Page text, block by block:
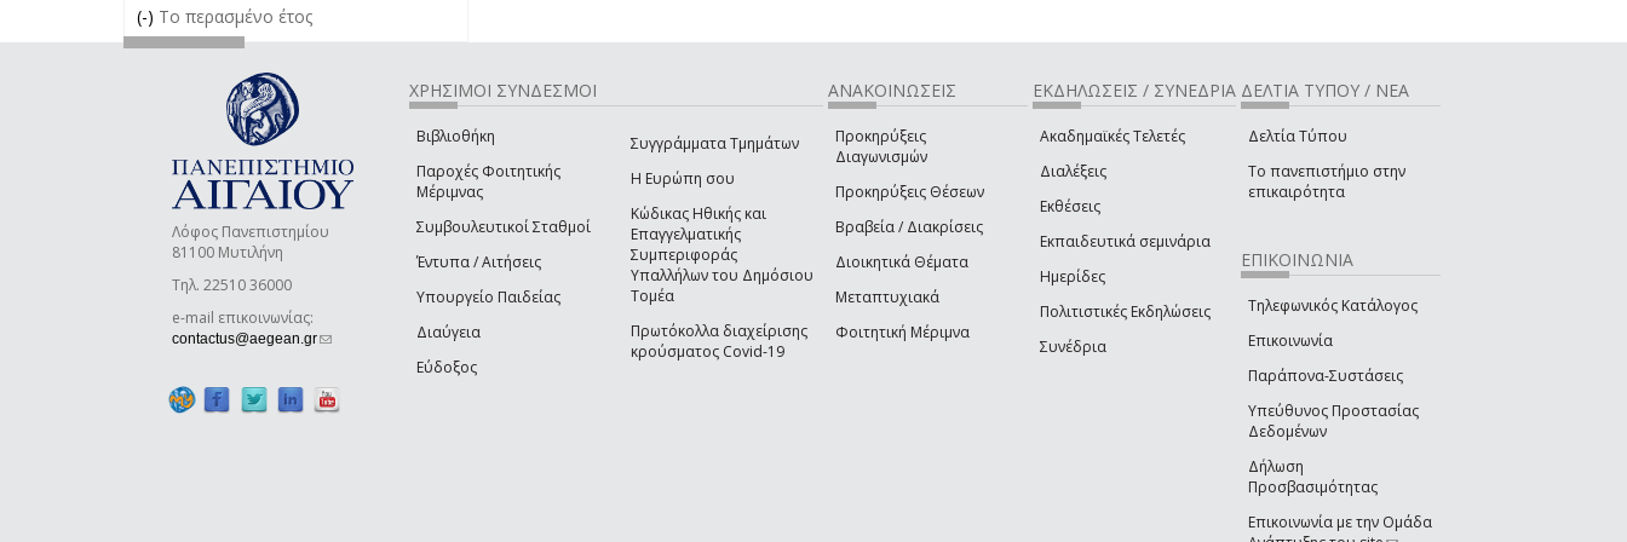
(-) Remove Το περασμένο έτος filter
Το περασμένο έτος
Λόφος Πανεπιστημίου
81100 Μυτιλήνη
Τηλ. 22510 36000
e-mail επικοινωνίας:
contactus@aegean.gr(link sends e-mail)
ΧΡΗΣΙΜΟΙ ΣΥΝΔΕΣΜΟΙ
Βιβλιοθήκη
Παροχές Φοιτητικής
Μέριμνας
Συμβουλευτικοί Σταθμοί
Έντυπα / Αιτήσεις
Υπουργείο Παιδείας
Διαύγεια
Εύδοξος
Συγγράμματα Τμημάτων
Η Ευρώπη σου
Κώδικας Ηθικής και
Επαγγελματικής
Συμπεριφοράς
Υπαλλήλων του Δημόσιου
Τομέα
Πρωτόκολλα διαχείρισης
κρούσματος Covid-19
ΑΝΑΚΟΙΝΩΣΕΙΣ
Προκηρύξεις
Διαγωνισμών
Προκηρύξεις Θέσεων
Βραβεία / Διακρίσεις
Διοικητικά Θέματα
Μεταπτυχιακά
Φοιτητική Μέριμνα
ΕΚΔΗΛΩΣΕΙΣ / ΣΥΝΕΔΡΙΑ
Ακαδημαϊκές Τελετές
Διαλέξεις
Εκθέσεις
Εκπαιδευτικά σεμινάρια
Ημερίδες
Πολιτιστικές Εκδηλώσεις
Συνέδρια
ΔΕΛΤΙΑ ΤΥΠΟΥ / ΝΕΑ
Δελτία Τύπου
Το πανεπιστήμιο στην
επικαιρότητα
ΕΠΙΚΟΙΝΩΝΙΑ
Τηλεφωνικός Κατάλογος
Επικοινωνία
Παράπονα-Συστάσεις
Υπεύθυνος Προστασίας
Δεδομένων
Δήλωση
Προσβασιμότητας
Επικοινωνία με την Ομάδα